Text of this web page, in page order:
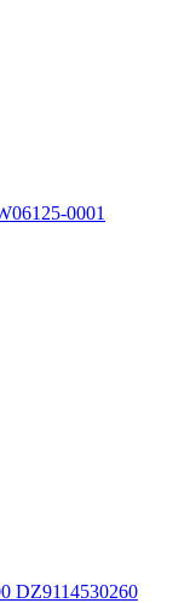
0001
DZ9114530260